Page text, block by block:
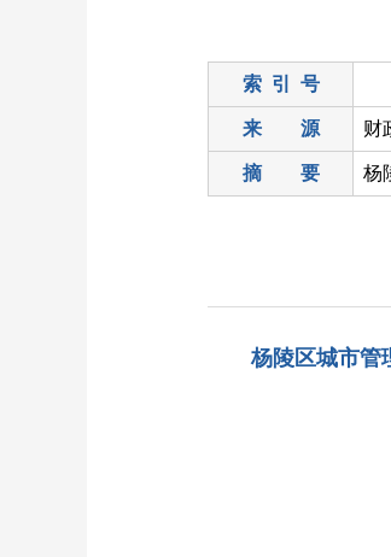
索 引 号
来 源 财
摘 要 杨
杨陵区城市管